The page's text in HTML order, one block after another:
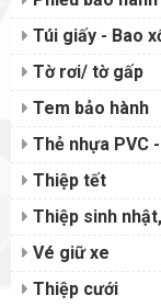
Túi giấy - Bao
Tờ rơi/ tờ gấp
Tem bảo hành
Thẻ nhựa PVC
Thiệp tết
Thiệp sinh
Vé giữ xe
Thiệp cưới